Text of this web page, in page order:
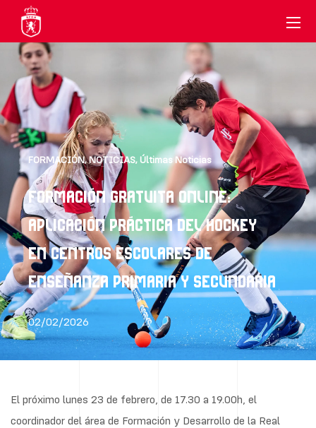
FORMACIÓN,NOTICIAS, Últimas Noticias
FORMACIÓN GRATUITA ONLINE:
APLICACIÓN PRÁCTICA DEL HOCKEY
EN CENTROS ESCOLARES DE
ENSEÑANZA PRIMARIA Y SECUNDARIA
02/02/2026
El próximo lunes 23 de febrero, de 17.30 a 19.00h, el
coordinador del área de Formación y Desarrollo de la Real